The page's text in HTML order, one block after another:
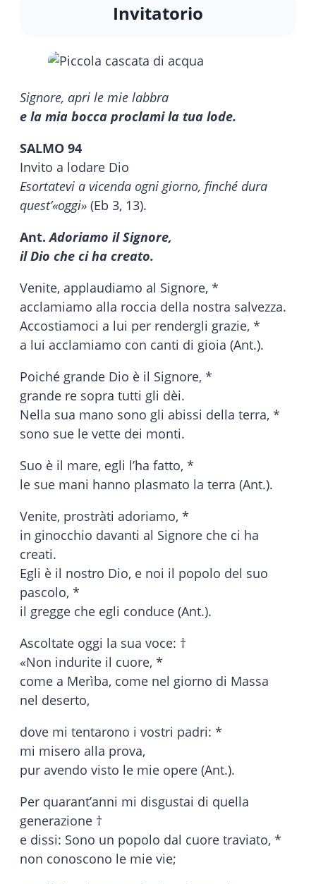
Invitatorio
Signore, apri le mie labbra
e la mia bocca proclami la tua lode.
SALMO 94
Invito a lodare Dio
Esortatevi a vicenda ogni giorno, finché dura
quest’«oggi» (Eb 3, 13).
Ant.Adoriamo il Signore,
il Dio che ci ha creato.
Venite, applaudiamo al Signore, *
acclamiamo alla roccia della nostra salvezza.
Accostiamoci a lui per rendergli grazie, *
a lui acclamiamo con canti di gioia (Ant.).
Poiché grande Dio è il Signore, *
grande re sopra tutti gli dèi.
Nella sua mano sono gli abissi della terra, *
sono sue le vette dei monti.
Suo è il mare, egli l’ha fatto, *
le sue mani hanno plasmato la terra (Ant.).
Venite, prostràti adoriamo, *
in ginocchio davanti al Signore che ci ha
creati.
Egli è il nostro Dio, e noi il popolo del suo
pascolo, *
il gregge che egli conduce (Ant.).
Ascoltate oggi la sua voce: †
«Non indurite il cuore, *
come a Merìba, come nel giorno di Massa
nel deserto,
dove mi tentarono i vostri padri: *
mi misero alla prova,
pur avendo visto le mie opere (Ant.).
Per quarant’anni mi disgustai di quella
generazione †
e dissi: Sono un popolo dal cuore traviato, *
non conoscono le mie vie;